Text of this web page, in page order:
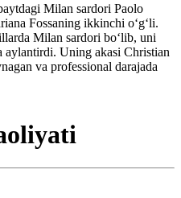
Milan sardori Paolo
Fossaning ikkinchi oʻgʻli.
Milan sardori boʻlib, uni
aylantirdi. Uning akasi Christian
va professional darajada